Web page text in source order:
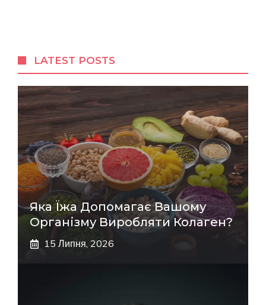
LATEST POSTS
Яка Їжа Допомагає Вашому
Організму Виробляти Колаген?
15 Липня, 2026